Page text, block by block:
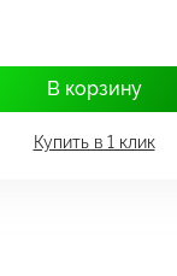
В корзину
Купить в 1 клик